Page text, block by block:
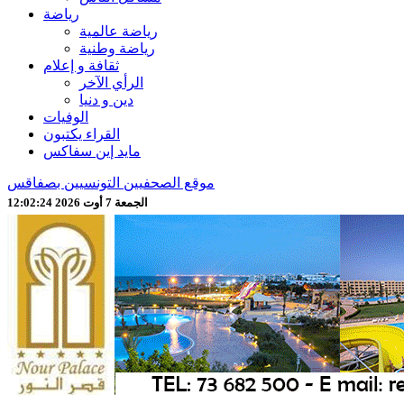
رياضة
رياضة عالمية
رياضة وطنية
ثقافة و إعلام
الرأي الآخر
دين و دنيا
الوفيات
القراء يكتبون
مايد إين سفاكس
موقع الصحفيين التونسيين بصفاقس
الجمعة 7 أوت 2026 12:02:26